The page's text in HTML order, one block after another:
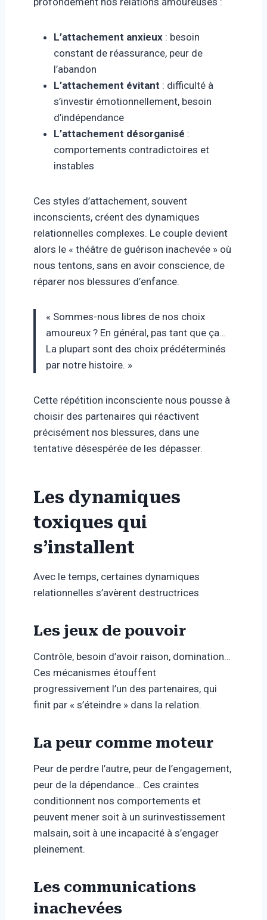
L’attachement anxieux : besoin
constant de réassurance, peur de
l’abandon
L’attachement évitant : difficulté à
s’investir émotionnellement, besoin
d’indépendance
L’attachement désorganisé :
comportements contradictoires et
instables
Ces styles d’attachement, souvent
inconscients, créent des dynamiques
relationnelles complexes. Le couple devient
alors le « théâtre de guérison inachevée » où
nous tentons, sans en avoir conscience, de
réparer nos blessures d’enfance.
« Sommes-nous libres de nos choix
amoureux ? En général, pas tant que ça…
La plupart sont des choix prédéterminés
par notre histoire. »
Cette répétition inconsciente nous pousse à
choisir des partenaires qui réactivent
précisément nos blessures, dans une
tentative désespérée de les dépasser.
Les dynamiques
toxiques qui
s’installent
Avec le temps, certaines dynamiques
relationnelles s’avèrent destructrices
Les jeux de pouvoir
Contrôle, besoin d’avoir raison, domination…
Ces mécanismes étouffent
progressivement l’un des partenaires, qui
finit par « s’éteindre » dans la relation.
La peur comme moteur
Peur de perdre l’autre, peur de l’engagement,
peur de la dépendance… Ces craintes
conditionnent nos comportements et
peuvent mener soit à un surinvestissement
malsain, soit à une incapacité à s’engager
pleinement.
Les communications
inachevées